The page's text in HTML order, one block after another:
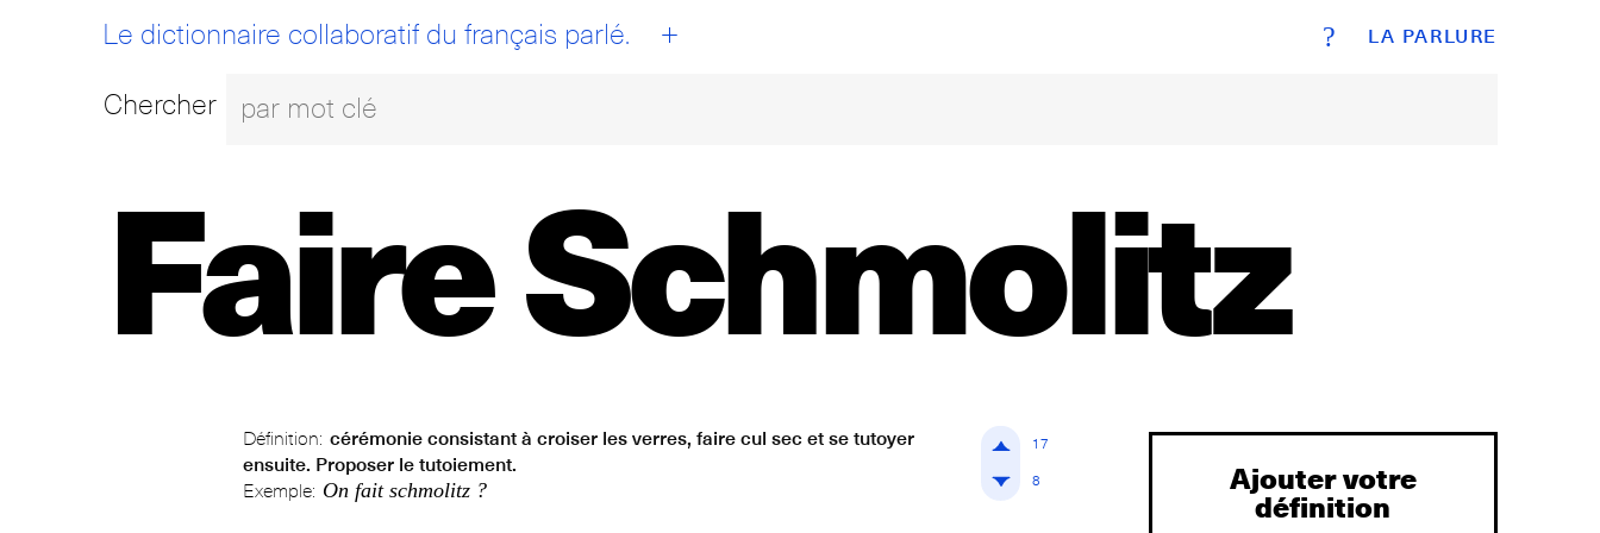
LA PARLURE
Le dictionnaire collaboratif du français parlé. + ?
Chercher
Faire Schmolitz
Définition: cérémonie consistant à croiser les verres, faire cul sec et se tutoyer
ensuite. Proposer le tutoiement.
Exemple: On fait schmolitz ?
17
8
Ajouter votre
définition